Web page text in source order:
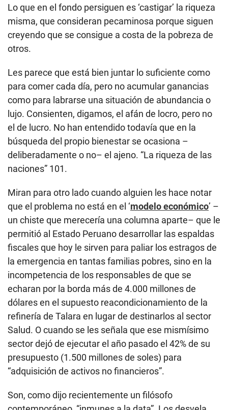
Lo que en el fondo persiguen es ‘castigar’ la riqueza
misma, que consideran pecaminosa porque siguen
creyendo que se consigue a costa de la pobreza de
otros.
Les parece que está bien juntar lo suficiente como
para comer cada día, pero no acumular ganancias
como para labrarse una situación de abundancia o
lujo. Consienten, digamos, el afán de locro, pero no
el de lucro. No han entendido todavía que en la
búsqueda del propio bienestar se ocasiona –
deliberadamente o no– el ajeno. “La riqueza de las
naciones” 101.
Miran para otro lado cuando alguien les hace notar
que el problema no está en el ‘modelo económico’ –
un chiste que merecería una columna aparte– que le
permitió al Estado Peruano desarrollar las espaldas
fiscales que hoy le sirven para paliar los estragos de
la emergencia en tantas familias pobres, sino en la
incompetencia de los responsables de que se
echaran por la borda más de 4.000 millones de
dólares en el supuesto reacondicionamiento de la
refinería de Talara en lugar de destinarlos al sector
Salud. O cuando se les señala que ese mismísimo
sector dejó de ejecutar el año pasado el 42% de su
presupuesto (1.500 millones de soles) para
“adquisición de activos no financieros”.
Son, como dijo recientemente un filósofo